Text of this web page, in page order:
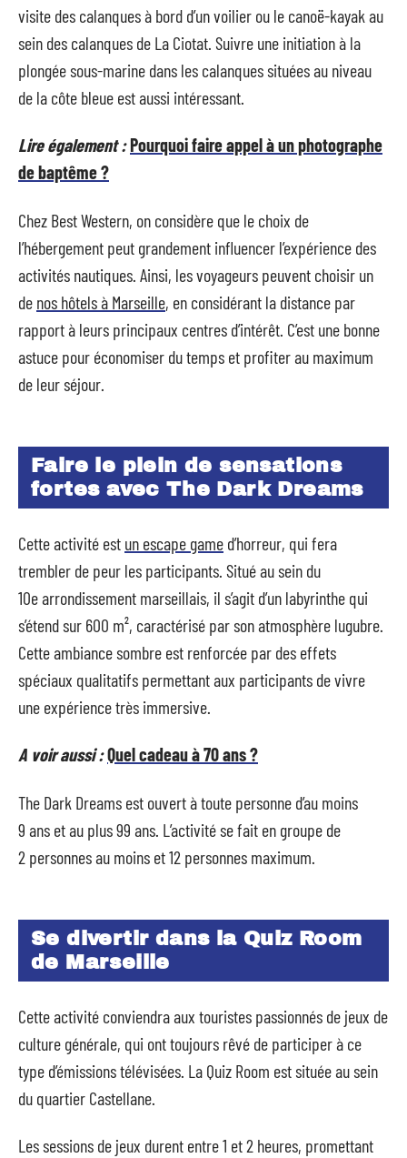
visite des calanques à bord d’un voilier ou le canoë-kayak au
sein des calanques de La Ciotat. Suivre une initiation à la
plongée sous-marine dans les calanques situées au niveau
de la côte bleue est aussi intéressant.
Lire également :Pourquoi faire appel à un photographe
de baptême ?
Chez Best Western, on considère que le choix de
l’hébergement peut grandement influencer l’expérience des
activités nautiques. Ainsi, les voyageurs peuvent choisir un
de nos hôtels à Marseille, en considérant la distance par
rapport à leurs principaux centres d’intérêt. C’est une bonne
astuce pour économiser du temps et profiter au maximum
de leur séjour.
Faire le plein de sensations
fortes avec The Dark Dreams
Cette activité est un escape game d’horreur, qui fera
trembler de peur les participants. Situé au sein du
10earrondissement marseillais, il s’agit d’un labyrinthe qui
s’étend sur 600 m², caractérisé par son atmosphère lugubre.
Cette ambiance sombre est renforcée par des effets
spéciaux qualitatifs permettant aux participants de vivre
une expérience très immersive.
A voir aussi :Quel cadeau à 70 ans ?
The Dark Dreams est ouvert à toute personne d’au moins
9 ans et au plus 99 ans. L’activité se fait en groupe de
2 personnes au moins et 12 personnes maximum.
Se divertir dans la Quiz Room
de Marseille
Cette activité conviendra aux touristes passionnés de jeux de
culture générale, qui ont toujours rêvé de participer à ce
type d’émissions télévisées. La Quiz Room est située au sein
du quartier Castellane.
Les sessions de jeux durent entre 1 et 2 heures, promettant